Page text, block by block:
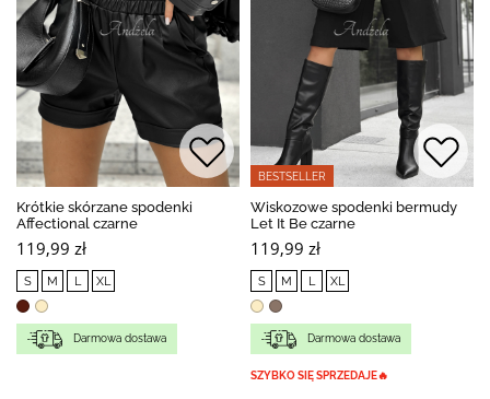
Krótkie skórzane spodenki
Affectional czarne
119,99 zł
S M L XL
Darmowa dostawa
BESTSELLER
Wiskozowe spodenki bermudy
Let It Be czarne
119,99 zł
S M L XL
Darmowa dostawa
SZYBKO SIĘ SPRZEDAJE🔥